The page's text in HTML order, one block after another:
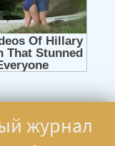
журнал